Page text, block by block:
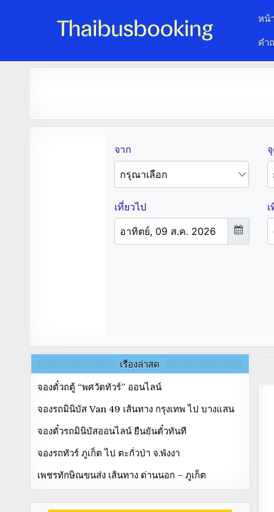
จองตั๋วรถออนไลน์ 24 ชั่วโมง
หน้
คำ
เรื่องล่าสุด
จองตั๋วถตู้ “พศวัตทัวร์” ออนไลน์
จองรถมินิบัส Van 49 เส้นทาง กรุงเทพ ไป บางแสน
จองตั๋วรถมินิบัสออนไลน์ ยืนยันตั๋วทันที
จองรถทัวร์ ภูเก็ต ไป ตะกั่วป่า จ.พังงา
เพชรทักษิณขนส่ง เส้นทาง ด่านนอก – ภูเก็ต